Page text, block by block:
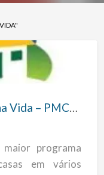
Programa Minha Casa, Minha Vida – PMCMV
programa
em vários